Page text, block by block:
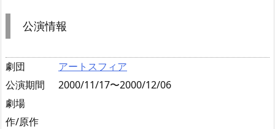
公演情報
劇団
アートスフィア
公演期間
2000/11/17〜2000/12/06
劇場
作/原作